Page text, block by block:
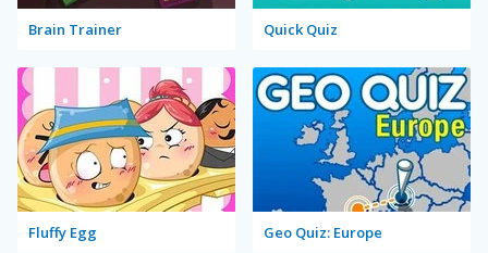
Brain Trainer Quick Quiz
Fluffy Egg Geo Quiz: Europe